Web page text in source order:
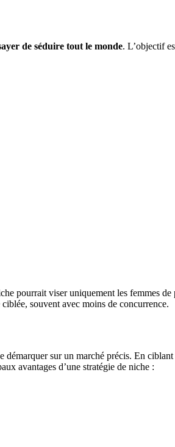
de séduire tout le monde. L’objectif
pourrait viser uniquement les femmes
souvent avec moins de concurrence.
sur un marché précis. En
avantages d’une stratégie de niche :